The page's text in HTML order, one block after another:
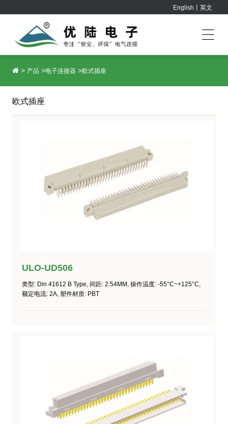
English丨英文
> 产品 >电子连接器 >欧式插座
欧式插座
ULO-UD506
类型: Din 41612 B Type, 间距: 2.54MM, 操作温度: -55°C~+125°C
额定电流: 2A, 塑件材质: PBT